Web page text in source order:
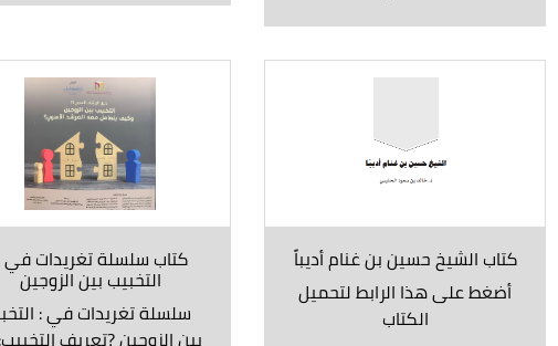
كتاب الشيخ حسين بن غنام أديباً
أضغط على هذا الرابط لتحميل
الكتاب
كتاب سلسلة تغريدات في
التخبيب بين الزوجين
سلسلة تغريدات في :
بين الزوجين ?تعريف